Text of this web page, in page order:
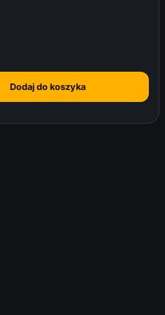
Dodaj do koszyka